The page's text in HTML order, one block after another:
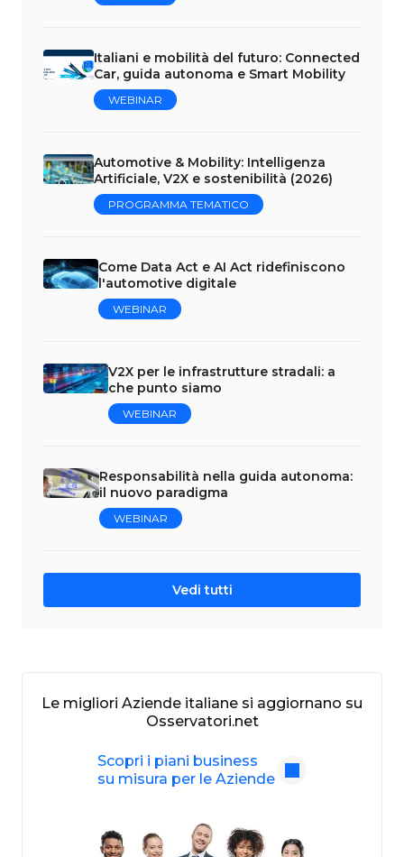
Italiani e mobilità del futuro: Connected
Car, guida autonoma e Smart Mobility
WEBINAR
Automotive & Mobility: Intelligenza
Artificiale, V2X e sostenibilità (2026)
PROGRAMMA TEMATICO
Come Data Act e AI Act ridefiniscono
l'automotive digitale
WEBINAR
V2X per le infrastrutture stradali: a
che punto siamo
WEBINAR
Responsabilità nella guida autonoma:
il nuovo paradigma
WEBINAR
Vedi tutti
Le migliori Aziende italiane si aggiornano su
Osservatori.net
Scopri i piani business
su misura per le Aziende